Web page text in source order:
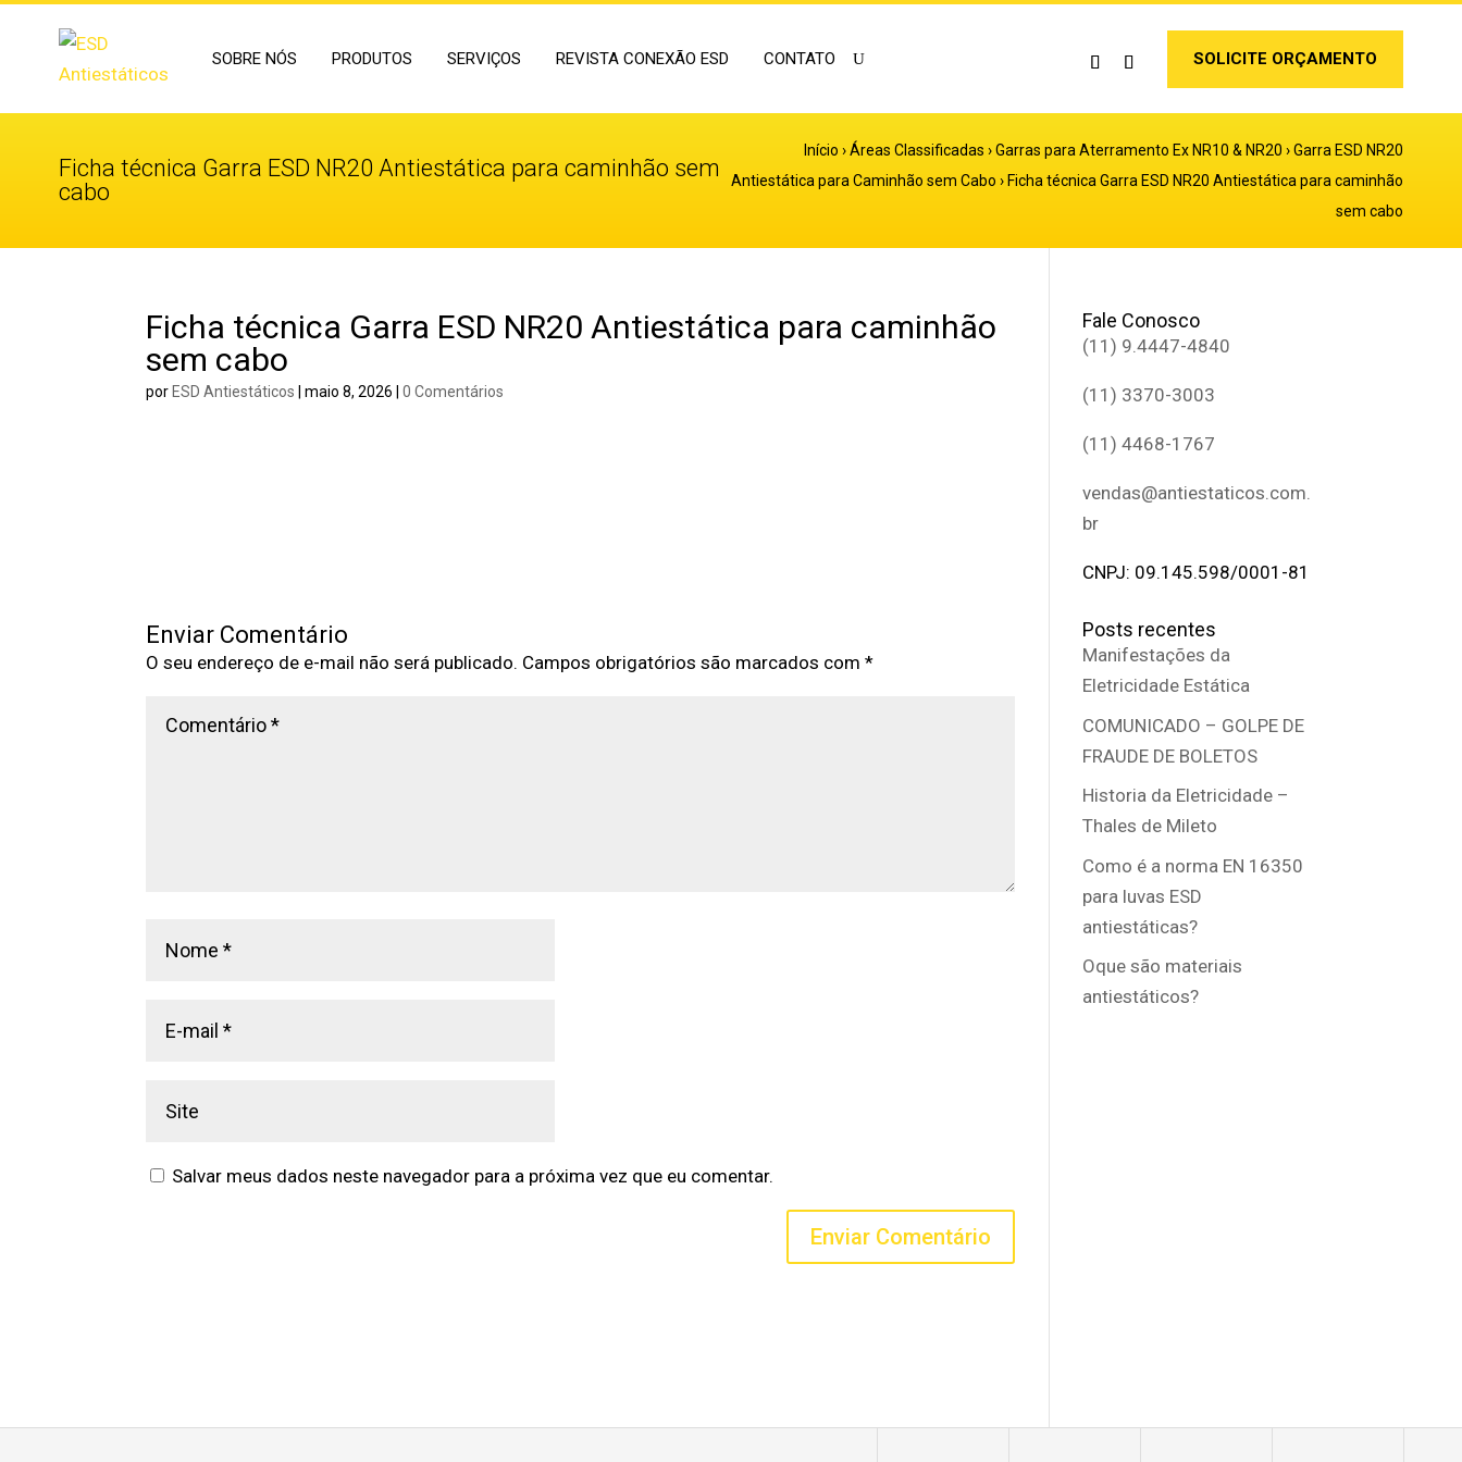
SOBRE NÓS PRODUTOS SERVIÇOS REVISTA CONEXÃO ESD CONTATO SOLICITE ORÇAMENTO
Ficha técnica Garra ESD NR20 Antiestática para caminhão sem
cabo
Início ›Áreas Classificadas ›Garras para Aterramento Ex NR10 & NR20 ›Garra ESD NR20
Antiestática para Caminhão sem Cabo › Ficha técnica Garra ESD NR20 Antiestática para caminhão
sem cabo
Ficha técnica Garra ESD NR20 Antiestática para caminhão
sem cabo
por ESD Antiestáticos |maio 8, 2026 |0 Comentários
Enviar Comentário
O seu endereço de e-mail não será publicado. Campos obrigatórios são marcados com*
Salvar meus dados neste navegador para a próxima vez que eu comentar.
Fale Conosco
(11) 9.4447-4840
(11) 3370-3003
(11) 4468-1767
vendas@antiestaticos.com.
br
CNPJ: 09.145.598/0001-81
Posts recentes
Manifestações da
Eletricidade Estática
COMUNICADO – GOLPE DE
FRAUDE DE BOLETOS
Historia da Eletricidade –
Thales de Mileto
Como é a norma EN 16350
para luvas ESD
antiestáticas?
Oque são materiais
antiestáticos?